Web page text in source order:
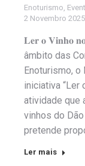
Enoturismo
2 Novembro 2025
𝐋𝐞𝐫 𝐨 𝐕𝐢𝐧𝐡𝐨
âmbito das
Enoturismo,
iniciativa “Ler
atividade que
vinhos do
pretende
Ler mais